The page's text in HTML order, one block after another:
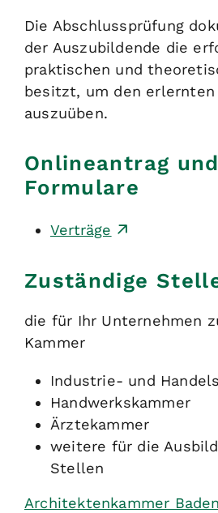
Die Abschlussprüfung
der Auszubildende die
praktischen und
besitzt, um den erlernten
auszuüben.
Onlineantrag und
Formulare
Verträge
Zuständige
die für Ihr Unternehmen
Kammer
Industrie- und
Handwerkskammer
Ärztekammer
weitere für die
Stellen
Architektenkammer